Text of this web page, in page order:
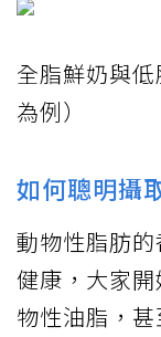
全脂鮮奶與
為例）
如何聰明攝
動物性脂肪
健康，大家
物性油脂，